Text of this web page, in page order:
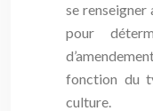
se
pour
fonction du
culture.